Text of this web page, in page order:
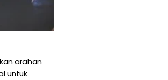
arahan
untuk